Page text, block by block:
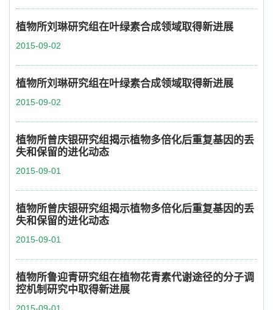
植物所刘琳研究组在叶绿素合成领域取得新进展
2015-09-02
植物所刘琳研究组在叶绿素合成领域取得新进展
2015-09-02
植物所曾庆银研究组揭示植物多倍化后重复基因的丢
失和保留的进化动态
2015-09-01
植物所曾庆银研究组揭示植物多倍化后重复基因的丢
失和保留的进化动态
2015-09-01
植物所鲁迎青研究组在植物花青素代谢途径的分子调
控机制研究中取得新进展